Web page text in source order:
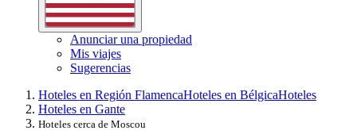
Anunciar una propiedad
Mis viajes
Sugerencias
Hoteles en Región FlamencaHoteles en BélgicaHoteles
Hoteles en Gante
Hoteles cerca de Moscou